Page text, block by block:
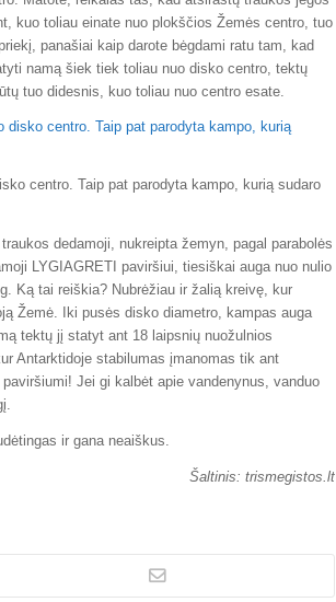
kuo toliau einate nuo plokščios Žemės centro, tuo
panašiai kaip darote bėgdami ratu tam, kad
namą šiek tiek toliau nuo disko centro, tektų
tuo didesnis, kuo toliau nuo centro esate.
centro. Taip pat parodyta kampo, kurią sudaro
dedamoji, nukreipta žemyn, pagal parabolės
LYGIAGRETI paviršiui, tiesiškai auga nuo nulio
Ką tai reiškia? Nubrėžiau ir žalią kreivę, kur
Žemė. Iki pusės disko diametro, kampas auga
tektų jį statyt ant 18 laipsnių nuožulnios
Antarktidoje stabilumas įmanomas tik ant
Jei gi kalbėt apie vandenynus, vanduo
ir gana neaiškus.
Šaltinis: trismegistos.lt